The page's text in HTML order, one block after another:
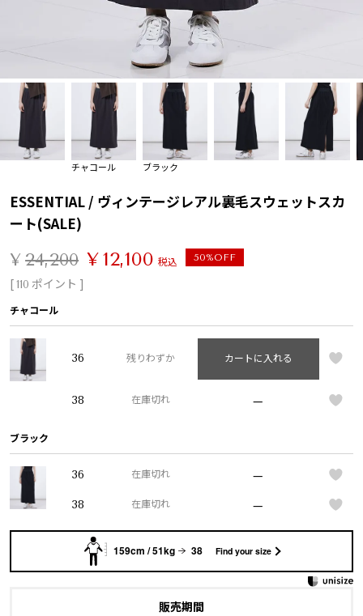
チャコール ブラック
ESSENTIAL / ヴィンテージレアル裏毛スウェットスカ
ート(SALE)
¥ 24,200 ¥12,100 税込 50%OFF
[110 ポイント ]
チャコール
36 残りわずか カートに入れる
38 在庫切れ —
ブラック
36 在庫切れ —
38 在庫切れ —
159cm / 51kg 38 Find your size
販売期間